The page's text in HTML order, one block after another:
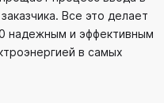
Все это делает
надежным и эффективным
в самых